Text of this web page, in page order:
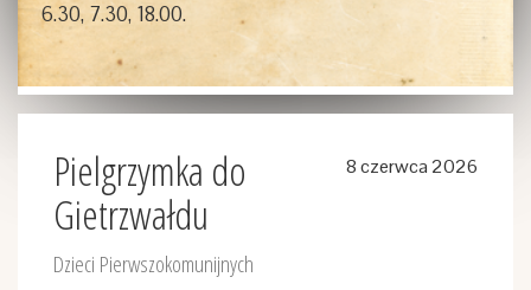
6.30, 7.30, 18.00.
8 czerwca 2026
Pielgrzymka do
Gietrzwałdu
Dzieci Pierwszokomunijnych